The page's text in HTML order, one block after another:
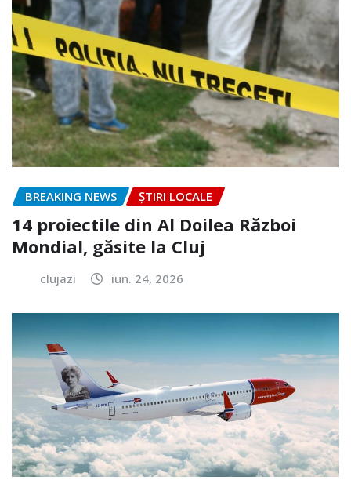
BREAKING NEWS ȘTIRI LOCALE
14 proiectile din Al Doilea Război
Mondial, găsite la Cluj
clujazi iun. 24, 2026